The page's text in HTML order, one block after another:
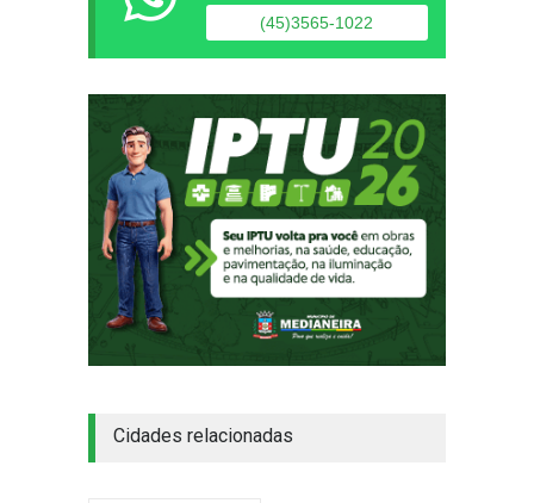
(45)3565-1022
Cidades relacionadas